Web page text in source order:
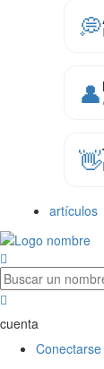
💭
👤
👋
artículos
cuenta
Conectarse